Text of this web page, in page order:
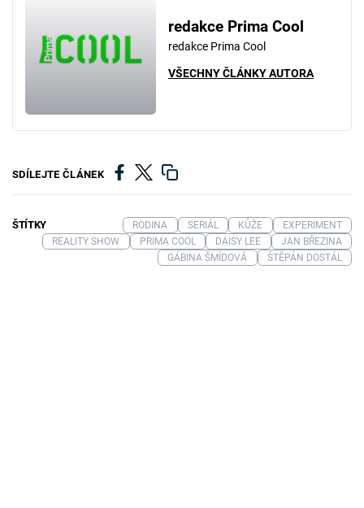
redakce Prima Cool
redakce Prima Cool
VŠECHNY ČLÁNKY AUTORA
SDÍLEJTE ČLÁNEK
ŠTÍTKY RODINA SERIÁL KŮŽE
EXPERIMENT
REALITY SHOW
PRIMA COOL DAISY LEE
JAN BŘEZINA
GÁBINA ŠMÍDOVÁ
ŠTĚPÁN DOSTÁL